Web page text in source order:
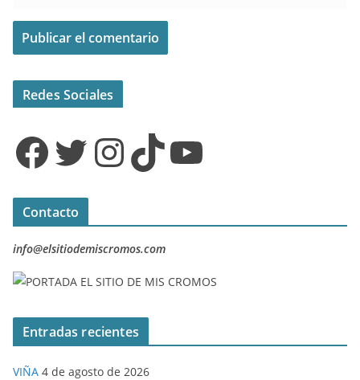
Redes Sociales
Facebook Twitter InstagramTikTok YouTube
Contacto
info@elsitiodemiscromos.com
Entradas recientes
VIÑA 4 de agosto de 2026